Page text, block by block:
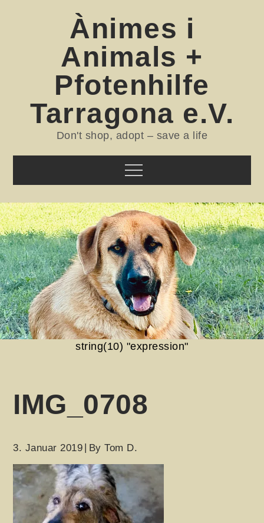
Ànimes i
Animals +
Pfotenhilfe
Tarragona e.V.
Don't shop, adopt – save a life
Menu
string(10) "expression"
IMG_0708
3. Januar 2019 ByTom D.